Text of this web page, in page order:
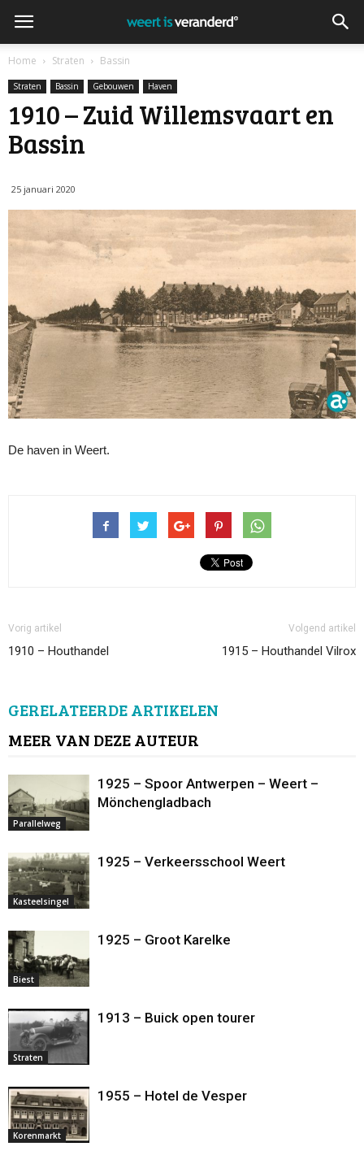
Home Straten Bassin
Straten Bassin Gebouwen Haven
1910 – Zuid Willemsvaart en
Bassin
25 januari 2020
De haven in Weert.
Vorig artikel
1910 – Houthandel
Volgend artikel
1915 – Houthandel Vilrox
GERELATEERDE ARTIKELEN
MEER VAN DEZE AUTEUR
Parallelweg
1925 – Spoor Antwerpen – Weert –
Mönchengladbach
Kasteelsingel
1925 – Verkeersschool Weert
Biest
1925 – Groot Karelke
Straten
1913 – Buick open tourer
Korenmarkt
1955 – Hotel de Vesper